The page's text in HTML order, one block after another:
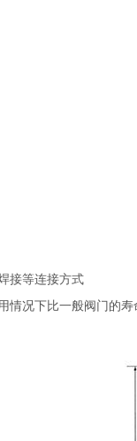
接等连接方式
情况下比一般阀门的寿